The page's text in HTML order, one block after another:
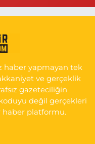
I
haber yapmayan tek
ve gerçeklik
gazeteciliğin
değil gerçekleri
haber platformu.